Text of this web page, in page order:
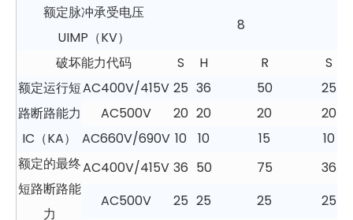
额定脉冲承受电压
UIMP（KV）
8
破坏能力代码 S H R
S
额定运行短
路断路能力
IC（KA）
AC400V/415V 25 36 50
25
AC500V
20 20 20
20
AC660V/690V 10 10 15
10
额定的最终
短路断路能
力
AC400V/415V 36 50 75
36
AC500V
25 25 25
25